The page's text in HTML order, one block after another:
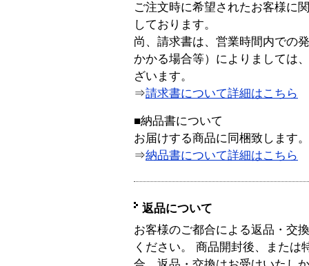
ご注文時に希望されたお客様に
しております。
尚、請求書は、営業時間内での
かかる場合等）によりましては
ざいます。
⇒請求書について詳細はこちら
■納品書について
お届けする商品に同梱致します。
⇒納品書について詳細はこちら
返品について
お客様のご都合による返品・交
ください。 商品開封後、または